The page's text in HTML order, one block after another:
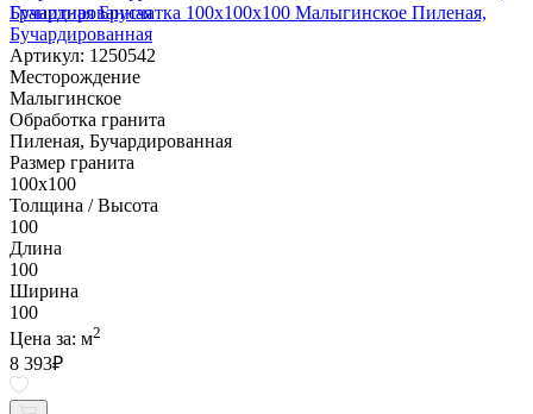
Гранитная Брусчатка 100х100x100 Малыгинское Пиленая,
Бучардированная
Артикул: 1250542
Месторождение
Малыгинское
Обработка гранита
Пиленая, Бучардированная
Размер гранита
100х100
Толщина / Высота
100
Длина
100
Ширина
100
Цена за: м2
8 393₽